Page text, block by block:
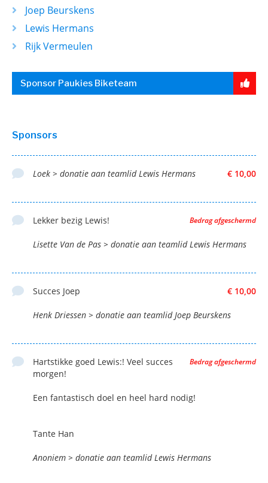
Joep Beurskens
Lewis Hermans
Rijk Vermeulen
Sponsor Paukies Biketeam
Sponsors
€ 10,00
Loek > donatie aan teamlid Lewis Hermans
Bedrag afgeschermd
Lekker bezig Lewis!
Lisette Van de Pas > donatie aan teamlid Lewis Hermans
€ 10,00
Succes Joep
Henk Driessen > donatie aan teamlid Joep Beurskens
Bedrag afgeschermd
Hartstikke goed Lewis:! Veel succes
morgen!
Een fantastisch doel en heel hard nodig!
Tante Han
Anoniem > donatie aan teamlid Lewis Hermans